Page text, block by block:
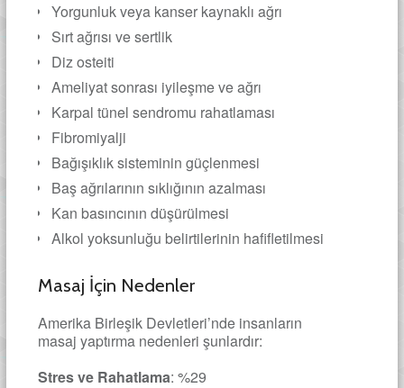
Yorgunluk veya kanser kaynaklı ağrı
Sırt ağrısı ve sertlik
Diz osteiti
Ameliyat sonrası iyileşme ve ağrı
Karpal tünel sendromu rahatlaması
Fibromiyalji
Bağışıklık sisteminin güçlenmesi
Baş ağrılarının sıklığının azalması
Kan basıncının düşürülmesi
Alkol yoksunluğu belirtilerinin hafifletilmesi
Masaj İçin Nedenler
Amerika Birleşik Devletleri’nde insanların
masaj yaptırma nedenleri şunlardır:
Stres ve Rahatlama: %29